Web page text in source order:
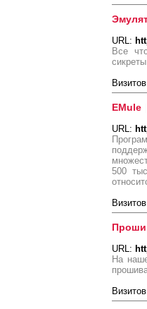
URL:
Все
EMule
URL:
500
URL:
На